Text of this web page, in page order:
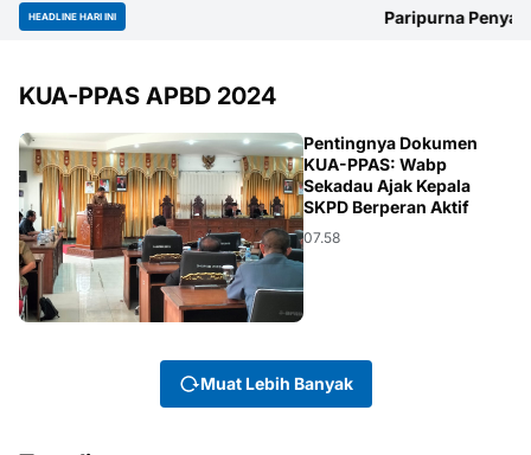
HEADLINE HARI INI Paripurna Penyampaian
KUA-PPAS APBD 2024
APBD
Pentingnya Dokumen
KUA-PPAS: Wabp
Sekadau Ajak Kepala
SKPD Berperan Aktif
07.58
Muat Lebih Banyak